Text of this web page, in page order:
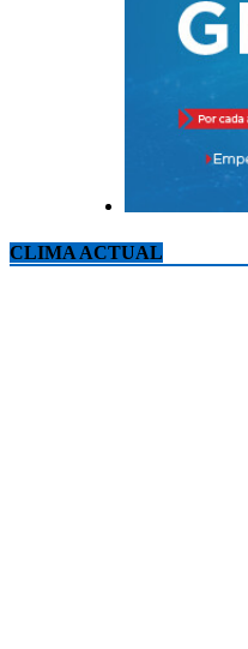
CLIMA ACTUAL